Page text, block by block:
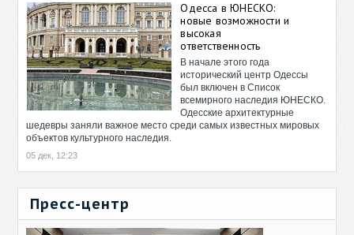
Одесса в ЮНЕСКО:
новые возможности и
высокая
ответственность
В начале этого года
исторический центр Одессы
был включен в Список
всемирного наследия ЮНЕСКО.
Одесские архитектурные
шедевры заняли важное место среди самых известных мировых
объектов культурного наследия.
05 дек, 12:23
Пресс-центр